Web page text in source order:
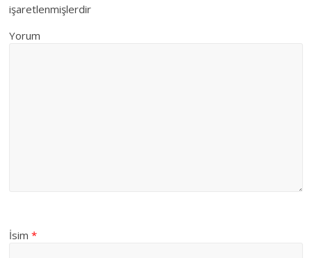
işaretlenmişlerdir
Yorum
İsim*